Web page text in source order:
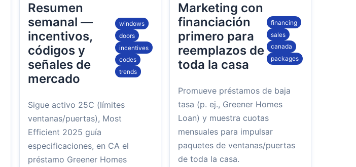
Resumen
semanal —
incentivos,
códigos y
señales de
mercado
windows
doors
incentives
codes
trends
Sigue activo 25C (límites
ventanas/puertas), Most
Efficient 2025 guía
especificaciones, en CA el
préstamo Greener Homes
Marketing con
financiación
primero para
reemplazos de
toda la casa
financing
sales
canada
packages
Promueve préstamos de baja
tasa (p. ej., Greener Homes
Loan) y muestra cuotas
mensuales para impulsar
paquetes de ventanas/puertas
de toda la casa.